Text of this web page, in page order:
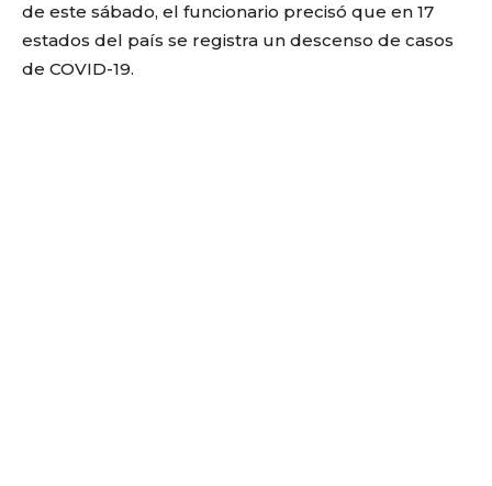
de este sábado, el funcionario precisó que en 17
estados del país se registra un descenso de casos
de COVID-19.